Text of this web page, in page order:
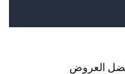
العروض